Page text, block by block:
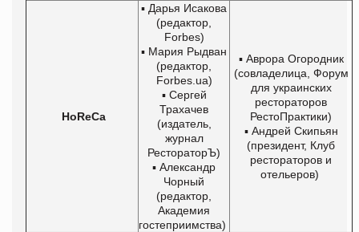
HoReCa
▪ Дарья Исакова
(редактор,
Forbes)
▪ Мария Рыдван
(редактор,
Forbes.ua)
▪ Сергей
Трахачев
(издатель,
журнал
РестораторЪ)
▪ Александр
Чорный
(редактор,
Академия
гостеприимства)
▪ Аврора Огородник
(совладелица, Форум
для украинских
рестораторов
РестоПрактики)
▪ Андрей Скипьян
(президент, Клуб
рестораторов и
отельеров)